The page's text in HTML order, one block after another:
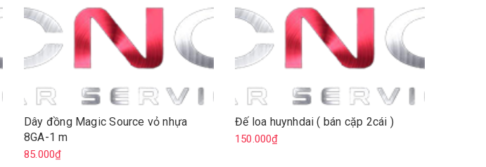
Dây đồng Magic Source vỏ nhựa
8GA-1 m
85.000₫
Đế loa huynhdai ( bán cặp 2cái )
150.000₫